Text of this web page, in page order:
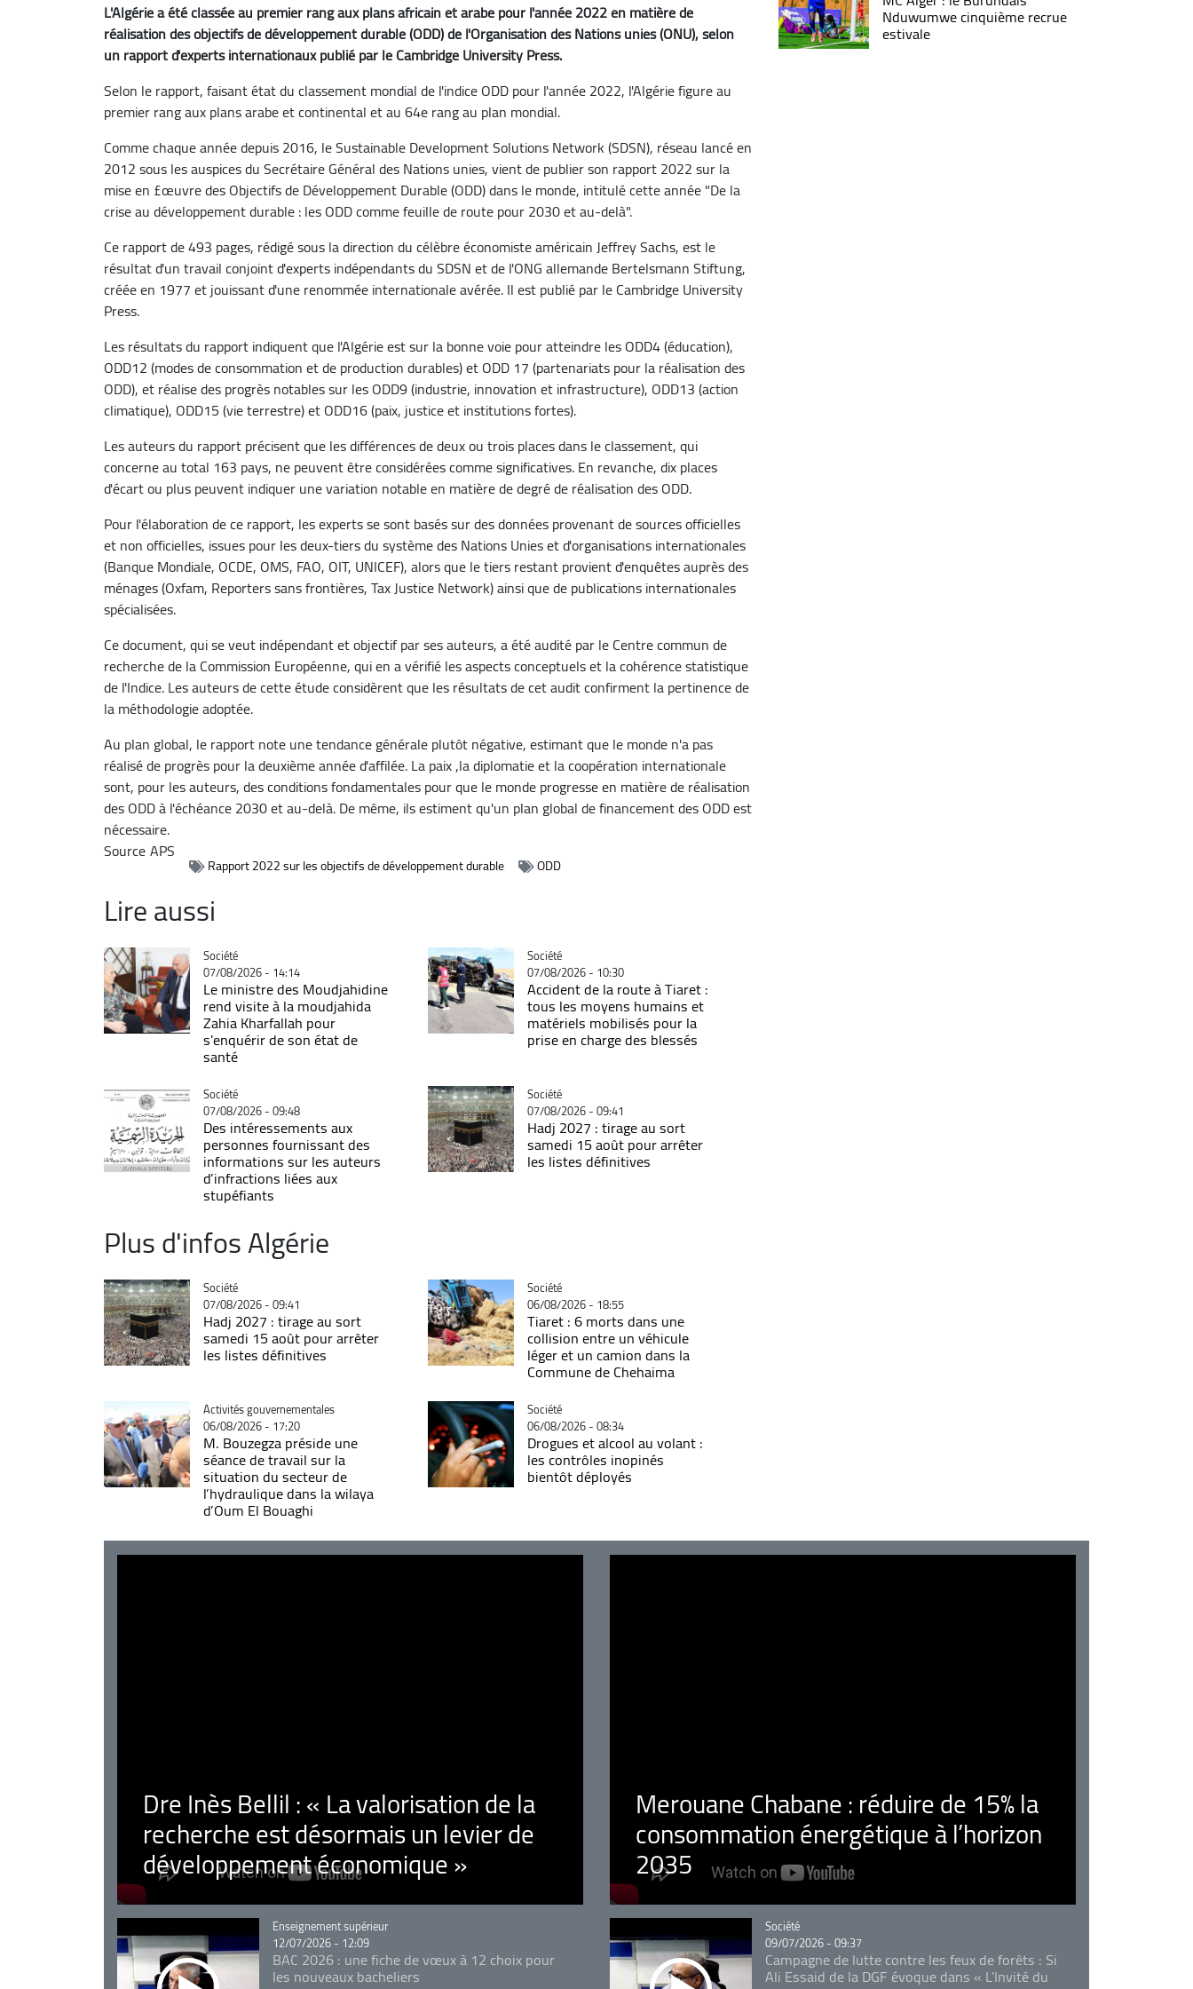
L'Algérie a été classée au premier rang aux plans africain et arabe pour l'année 2022 en matière de
réalisation des objectifs de développement durable (ODD) de l'Organisation des Nations unies (ONU), selon
un rapport d'experts internationaux publié par le Cambridge University Press.
Selon le rapport, faisant état du classement mondial de l'indice ODD pour l'année 2022, l'Algérie figure au
premier rang aux plans arabe et continental et au 64e rang au plan mondial.
Comme chaque année depuis 2016, le Sustainable Development Solutions Network (SDSN), réseau lancé en
2012 sous les auspices du Secrétaire Général des Nations unies, vient de publier son rapport 2022 sur la
mise en £œuvre des Objectifs de Développement Durable (ODD) dans le monde, intitulé cette année "De la
crise au développement durable : les ODD comme feuille de route pour 2030 et au-delà".
Ce rapport de 493 pages, rédigé sous la direction du célèbre économiste américain Jeffrey Sachs, est le
résultat d'un travail conjoint d'experts indépendants du SDSN et de l'ONG allemande Bertelsmann Stiftung,
créée en 1977 et jouissant d'une renommée internationale avérée. Il est publié par le Cambridge University
Press.
Les résultats du rapport indiquent que l'Algérie est sur la bonne voie pour atteindre les ODD4 (éducation),
ODD12 (modes de consommation et de production durables) et ODD 17 (partenariats pour la réalisation des
ODD), et réalise des progrès notables sur les ODD9 (industrie, innovation et infrastructure), ODD13 (action
climatique), ODD15 (vie terrestre) et ODD16 (paix, justice et institutions fortes).
Les auteurs du rapport précisent que les différences de deux ou trois places dans le classement, qui
concerne au total 163 pays, ne peuvent être considérées comme significatives. En revanche, dix places
d'écart ou plus peuvent indiquer une variation notable en matière de degré de réalisation des ODD.
Pour l'élaboration de ce rapport, les experts se sont basés sur des données provenant de sources officielles
et non officielles, issues pour les deux-tiers du système des Nations Unies et d'organisations internationales
(Banque Mondiale, OCDE, OMS, FAO, OIT, UNICEF), alors que le tiers restant provient d'enquêtes auprès des
ménages (Oxfam, Reporters sans frontières, Tax Justice Network) ainsi que de publications internationales
spécialisées.
Ce document, qui se veut indépendant et objectif par ses auteurs, a été audité par le Centre commun de
recherche de la Commission Européenne, qui en a vérifié les aspects conceptuels et la cohérence statistique
de l'Indice. Les auteurs de cette étude considèrent que les résultats de cet audit confirment la pertinence de
la méthodologie adoptée.
Au plan global, le rapport note une tendance générale plutôt négative, estimant que le monde n'a pas
réalisé de progrès pour la deuxième année d'affilée. La paix ,la diplomatie et la coopération internationale
sont, pour les auteurs, des conditions fondamentales pour que le monde progresse en matière de réalisation
des ODD à l'échéance 2030 et au-delà. De même, ils estiment qu'un plan global de financement des ODD est
nécessaire.
SourceAPS
Rapport 2022 sur les objectifs de développement durable ODD
Lire aussi
Catégorie
Société
07/08/2026 - 14:14
Le ministre des Moudjahidine
rend visite à la moudjahida
Zahia Kharfallah pour
s'enquérir de son état de
santé
Catégorie
Société
07/08/2026 - 10:30
Accident de la route à Tiaret :
tous les moyens humains et
matériels mobilisés pour la
prise en charge des blessés
Catégorie
Société
07/08/2026 - 09:48
Des intéressements aux
personnes fournissant des
informations sur les auteurs
d’infractions liées aux
stupéfiants
Catégorie
Société
07/08/2026 - 09:41
Hadj 2027 : tirage au sort
samedi 15 août pour arrêter
les listes définitives
Plus d'infos Algérie
Catégorie
Société
07/08/2026 - 09:41
Hadj 2027 : tirage au sort
samedi 15 août pour arrêter
les listes définitives
Catégorie
Société
06/08/2026 - 18:55
Tiaret : 6 morts dans une
collision entre un véhicule
léger et un camion dans la
Commune de Chehaima
Catégorie
Activités gouvernementales
06/08/2026 - 17:20
M. Bouzegza préside une
séance de travail sur la
situation du secteur de
l’hydraulique dans la wilaya
d’Oum El Bouaghi
Catégorie
Société
06/08/2026 - 08:34
Drogues et alcool au volant :
les contrôles inopinés
bientôt déployés
Nduwumwe cinquième recrue
estivale
Dre Inès Bellil : « La valorisation de la
recherche est désormais un levier de
développement économique »
Merouane Chabane : réduire de 15% la
consommation énergétique à l’horizon
2035
Catégorie
Enseignement supérieur
12/07/2026 - 12:09
BAC 2026 : une fiche de vœux à 12 choix pour
les nouveaux bacheliers
Catégorie
Société
09/07/2026 - 09:37
Campagne de lutte contre les feux de forêts : Si
Ali Essaid de la DGF évoque dans « L'Invité du